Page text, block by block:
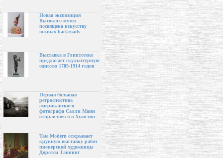
Новая экспозиция
Высокого музея
посвящена искусству
южных backroads
Выставка в Глиптотеке
предлагает скульптурную
одиссею 1789-1914 годов
Первая большая
ретроспектива
американского
фотографа Салли Манн
отправляется в Хьюстон
Tate Modern открывает
крупную выставку работ
пионерской художницы
Доротеи Таннинг